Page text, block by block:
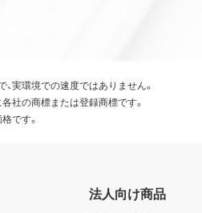
実環境での速度ではありません。
社の商標または登録商標です。
です。
法人向け商品